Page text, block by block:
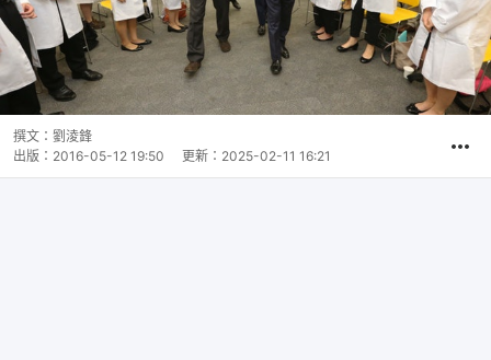
撰文： 劉淩鋒
出版： 2016-05-12 19:50 更新： 2025-02-11 16:21